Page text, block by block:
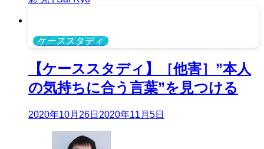
ケーススタディ
【ケーススタディ】［他害］”本人
の気持ちに合う言葉”を見つける
2020年10月26日 2020年11月5日